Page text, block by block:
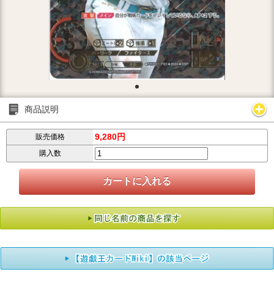
商品説明
販売価格 9,280円
購入数